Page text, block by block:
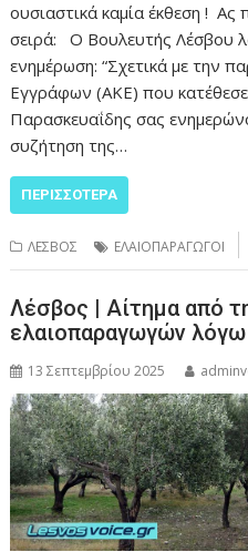
ουσιαστικά καμία έκθεση !
σειρά: Ο Βουλευτής Λέσβου
ενημέρωση: “Σχετικά με την
Εγγράφων (ΑΚΕ) που
Παρασκευαΐδης σας
συζήτηση της…
ΠΕΡΙΣΣΌΤΕΡΑ
ΛΕΣΒΟΣ ΕΛΑΙΟΠΑΡΑΓΩΓΟΙ
Λέσβος | Αίτημα από
ελαιοπαραγωγών λόγω
13 Σεπτεμβρίου 2025